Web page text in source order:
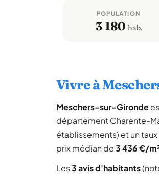
POPULATION
3 180 hab.
Vivre à
Meschers-sur-Gironde
département Charente-
établissements) et un
prix médian de3 436 €/
Les3 avis d'habitants